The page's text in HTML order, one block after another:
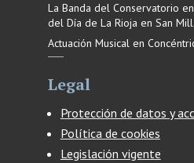
La Banda del Conservatorio
del Día de La Rioja en San
Actuación Musical en
Legal
Protección de datos y
Política de cookies
Legislación vigente